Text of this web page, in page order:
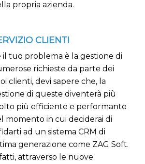
propria azienda.
CLIENTI
il tuo problema è la gestione di
richieste da parte dei
clienti, devi sapere che, la
di queste diventerà più
più efficiente e performante
momento in cui deciderai di
ad un sistema CRM di
generazione come ZAG Soft.
attraverso le nuove